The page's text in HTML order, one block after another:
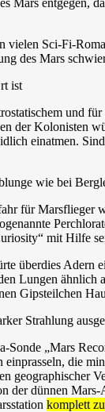
vielen Sci-Fi-
des Mars
ist
und
der Kolonisten
einatmen.
wie bei
für Marsflieger
mit Hilfe
überdies Adern
Lungen
Gipsteilchen
Strahlung
Sonde „Mars
einprasseln, die
geographischer
der dünnen
komplett